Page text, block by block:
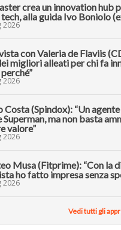
crea un innovation hub
alla guida Ivo Boniolo
2026
con Valeria de Flaviis
migliori alleati per chi fa
2026
Costa (Spindox): “Un
Superman, ma non basta
valore”
2026
Musa (Fitprime): “Con la
ho fatto impresa senza
2026
Vedi tutti gli